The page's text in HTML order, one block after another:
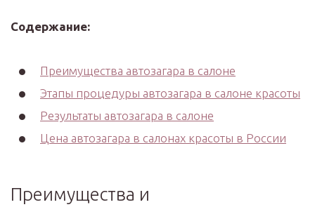
Содержание:
Преимущества автозагара в салоне
Этапы процедуры автозагара в салоне красоты
Результаты автозагара в салоне
Цена автозагара в салонах красоты в России
Преимущества и